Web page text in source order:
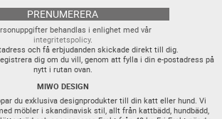
PRENUMERERA
behandlas i enlighet med vår
integritetspolicy.
och få erbjudanden skickade direkt till dig.
dig om du vill, genom att fylla i din e-postadress på
nytt i rutan ovan.
MIWO DESIGN
du exklusiva designprodukter till din katt eller hund. Vi
möbler i skandinavisk stil, allt från kattbädd, hundbädd,